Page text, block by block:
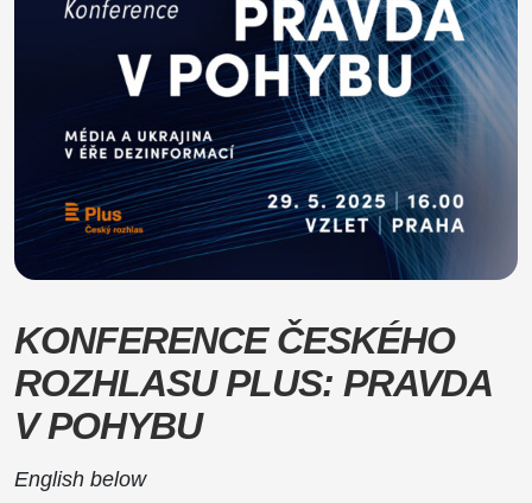
KONFERENCE ČESKÉHO
ROZHLASU PLUS: PRAVDA
V POHYBU
English below